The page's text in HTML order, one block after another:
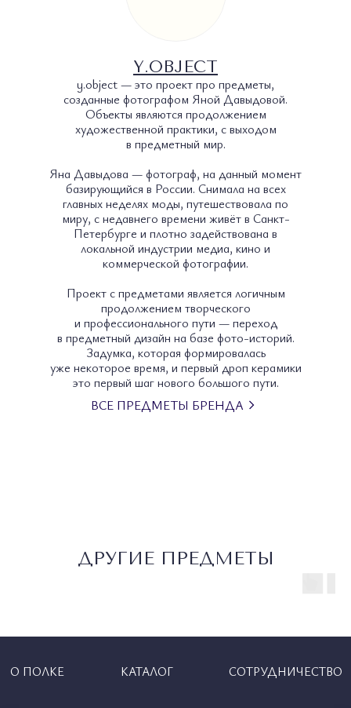
Y.OBJECT
y.object — это проект про предметы,
созданные фотографом Яной Давыдовой.
Объекты являются продолжением
художественной практики, с выходом
в предметный мир.
Яна Давыдова — фотограф, на данный момент
базирующийся в России. Снимала на всех
главных неделях моды, путешествовала по
миру, с недавнего времени живёт в Санкт-
Петербурге и плотно задействована в
локальной индустрии медиа, кино и
коммерческой фотографии.
Проект с предметами является логичным
продолжением творческого
и профессионального пути — переход
в предметный дизайн на базе фото-историй.
Задумка, которая формировалась
уже некоторое время, и первый дроп керамики
это первый шаг нового большого пути.
ВСЕ ПРЕДМЕТЫ БРЕНДА
ДРУГИЕ ПРЕДМЕТЫ
© 2026 ВСЕ ПРАВА ЗАЩИЩЕНЫ
ПОЛИТИКА КОНФИДЕНЦИАЛЬНОСТИ
УСЛОВИЯ ИСПОЛЬЗОВАНИЯ
КАТАЛОГ СОТРУДНИЧЕСТВО
MARKETING
WONDERLAND